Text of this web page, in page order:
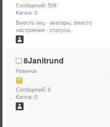
Сообщений: 509
Karma: 0
Вместо лиц - аватары, вместо
настроения - статусы.
8Janitrund
Новичок
Сообщений: 6
Karma: 0